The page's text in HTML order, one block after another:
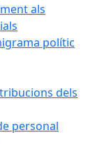
als
polític
dels
personal